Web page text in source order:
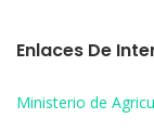
Enlaces De
Ministerio de